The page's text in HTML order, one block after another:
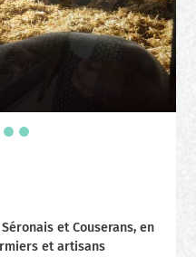
et Couserans, en
et artisans